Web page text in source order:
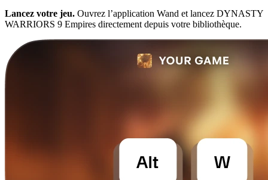
Lancez votre jeu. Ouvrez l’application Wand et lancez DYNASTY
WARRIORS 9 Empires directement depuis votre bibliothèque.